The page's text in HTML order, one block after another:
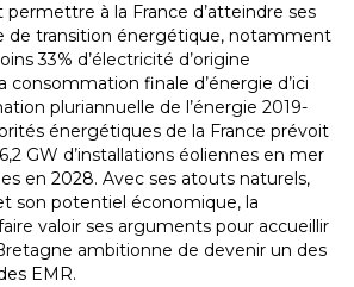
permettre à la France d’atteindre ses
de transition énergétique, notamment
33% d’électricité d’origine
consommation finale d’énergie d’ici
pluriannuelle de l’énergie 2019-
énergétiques de la France prévoit
GW d’installations éoliennes en mer
en 2028. Avec ses atouts naturels,
son potentiel économique, la
valoir ses arguments pour accueillir
ambitionne de devenir un des
EMR.